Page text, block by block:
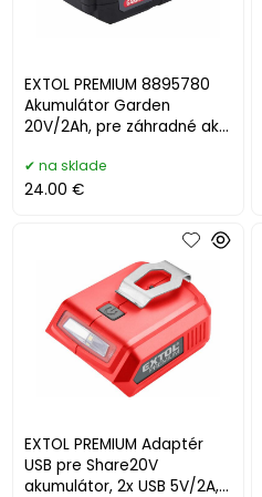
EXTOL PREMIUM 8895780
Akumulátor Garden
20V/2Ah, pre záhradné aku
na sklade
24.00 €
EXTOL PREMIUM Adaptér
USB pre Share20V
akumulátor, 2x USB 5V/2A,